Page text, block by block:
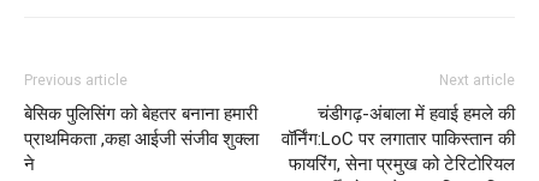
Previous article
बेसिक पुलिसिंग को बेहतर बनाना हमारी
प्राथमिकता ,कहा आईजी संजीव शुक्ला
ने
Next article
चंडीगढ़-अंबाला में हवाई हमले की
वॉर्निंग:LoC पर लगातार पाकिस्तान की
फायरिंग, सेना प्रमुख को टेरिटोरियल